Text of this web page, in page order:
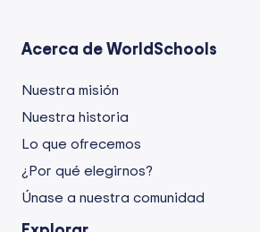
Acerca de WorldSchools
Nuestra misión
Nuestra historia
Lo que ofrecemos
¿Por qué elegirnos?
Únase a nuestra comunidad